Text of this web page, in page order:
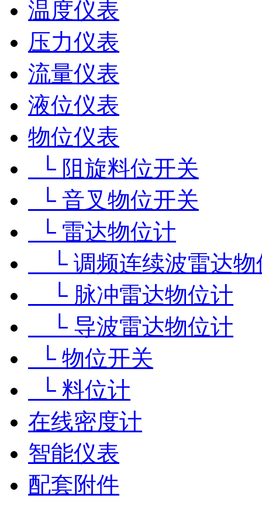
温度仪表
压力仪表
流量仪表
液位仪表
物位仪表
└ 阻旋料位开关
└ 音叉物位开关
└ 雷达物位计
└ 调频连续波雷达物
└ 脉冲雷达物位计
└ 导波雷达物位计
└ 物位开关
└ 料位计
在线密度计
智能仪表
配套附件